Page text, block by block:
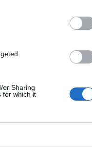
or Sharing
for which it
feliços. I